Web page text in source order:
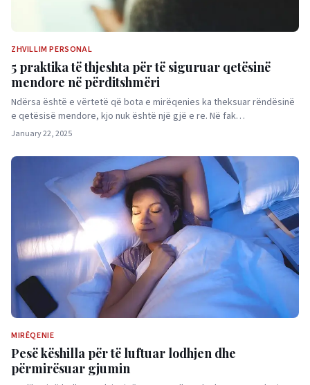
ZHVILLIM PERSONAL
5 praktika të thjeshta për të siguruar qetësinë
mendore në përditshmëri
Ndërsa është e vërtetë që bota e mirëqenies ka theksuar rëndësinë
e qetësisë mendore, kjo nuk është një gjë e re. Në fak…
January 22, 2025
MIRËQENIE
Pesë këshilla për të luftuar lodhjen dhe
përmirësuar gjumin